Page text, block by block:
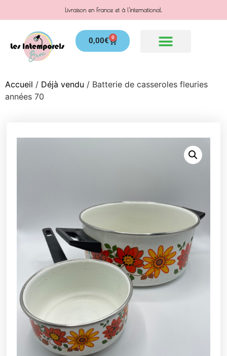
Livraison en France et à l'international.
0,00€ 0
Accueil / Déjà vendu / Batterie de casseroles fleuries
années 70